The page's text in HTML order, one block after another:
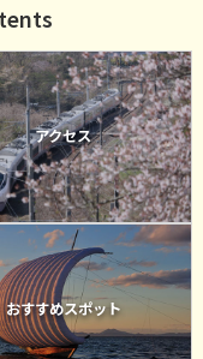
アクセス
おすすめスポット